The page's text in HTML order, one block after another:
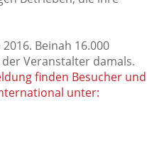
Beinah 16.000
Veranstalter damals.
finden Besucher und
unter: